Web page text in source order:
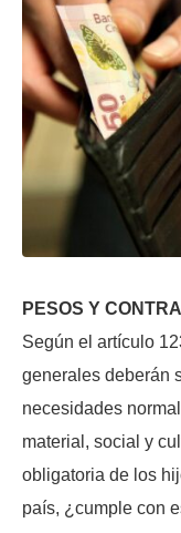
PESOS Y
Según el artículo
generales deberán
necesidades
material, social y
obligatoria de los
país, ¿cumple con